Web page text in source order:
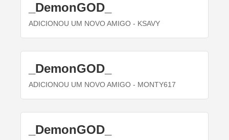
_DemonGOD_
ADICIONOU UM NOVO AMIGO - KSAVY
_DemonGOD_
ADICIONOU UM NOVO AMIGO - MONTY617
_DemonGOD_